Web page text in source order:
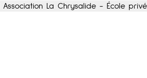
Association La Chrysalide - École